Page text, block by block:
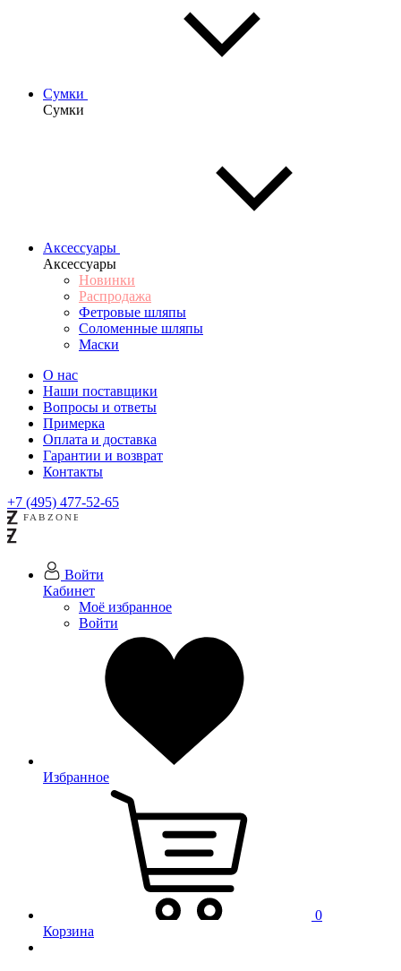
Сумки
Сумки
Аксессуары
Аксессуары
Новинки
Распродажа
Фетровые шляпы
Соломенные шляпы
Маски
О нас
Наши поставщики
Вопросы и ответы
Примерка
Оплата и доставка
Гарантии и возврат
Контакты
+7 (495) 477-52-65
Войти
Кабинет
Моё избранное
Войти
Избранное
0
Корзина